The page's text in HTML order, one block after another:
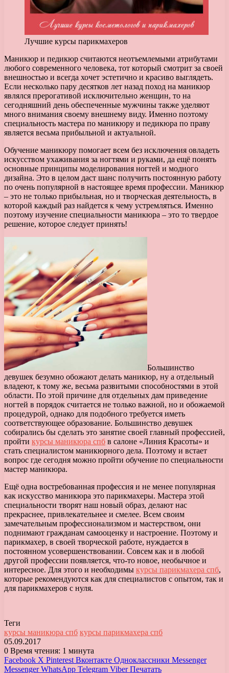
Лучшие курсы парикмахеров
Маникюр и педикюр считаются неотъемлемыми атрибутами
любого современного человека, тот который смотрит за своей
внешностью и всегда хочет эстетично и красиво выглядеть.
Если несколько пару десятков лет назад поход на маникюр
являлся прерогативой исключительно женщин, то на
сегодняшний день обеспеченные мужчины также уделяют
много внимания своему внешнему виду. Именно поэтому
специальность мастера по маникюру и педикюра по праву
является весьма прибыльной и актуальной.
Обучение маникюру помогает всем без исключения овладеть
искусством ухаживания за ногтями и руками, да ещё понять
основные принципы моделирования ногтей и модного
дизайна. Это в целом даст шанс получить постоянную работу
по очень популярной в настоящее время профессии. Маникюр
– это не только прибыльная, но и творческая деятельность, в
которой каждый раз найдется к чему устремляться. Именно
поэтому изучение специальности маникюра – это то твердое
решение, которое следует принять!
Большинство
девушек безумно обожают делать маникюр, ну а отдельный
владеют, к тому же, весьма развитыми способностями в этой
области. По этой причине для отдельных дам приведение
ногтей в порядок считается не только важной, но и обожаемой
процедурой, однако для подобного требуется иметь
соответствующее образование. Большинство девушек
собирались бы сделать это занятие своей главный профессией,
пройти курсы маникюра спб в салоне «Линия Красоты» и
стать специалистом маникюрного дела. Поэтому и встает
вопрос где сегодня можно пройти обучение по специальности
мастер маникюра.
Ещё одна востребованная профессия и не менее популярная
как искусство маникюра это парикмахеры. Мастера этой
специальности творят наш новый образ, делают нас
прекраснее, привлекательнее и смелее. Всем своим
замечательным профессионализмом и мастерством, они
поднимают гражданам самооценку и настроение. Поэтому и
парикмахер, в своей творческой работе, нуждается в
постоянном усовершенствовании. Совсем как и в любой
другой профессии появляется, что-то новое, необычное и
интересное. Для этого и необходимы курсы парикмахера спб,
которые рекомендуются как для специалистов с опытом, так и
для парикмахеров с нуля.
Теги
курсы маникюра спб курсы парикмахера спб
05.09.2017
0 Время чтения: 1 минута
Facebook X Pinterest Вконтакте Одноклассники Messenger
Messenger WhatsApp Telegram Viber Печатать